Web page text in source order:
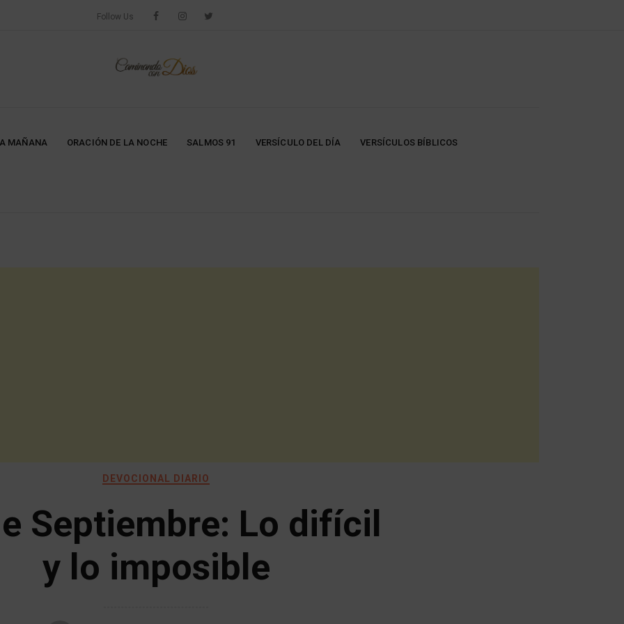
Follow Us
MAÑANA ORACIÓN DE LA NOCHE SALMOS 91 VERSÍCULO DEL DÍA VERSÍCULOS BÍBLICOS
DEVOCIONAL DIARIO
Septiembre: Lo difícil
y lo imposible